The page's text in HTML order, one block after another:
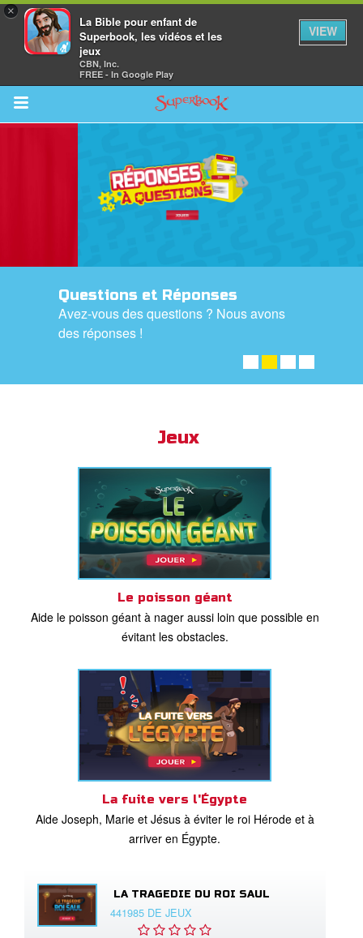
×
La Bible pour enfant de
Superbook, les vidéos et les
jeux
CBN, Inc.
FREE - In Google Play
VIEW
Return to Content
Questions et Réponses
Avez-vous des questions ? Nous avons
des réponses !
Jeux
Le poisson géant
Aide le poisson géant à nager aussi loin que possible en
évitant les obstacles.
La fuite vers l'Égypte
Aide Joseph, Marie et Jésus à éviter le roi Hérode et à
arriver en Égypte.
LA TRAGEDIE DU ROI SAUL
441985 DE JEUX